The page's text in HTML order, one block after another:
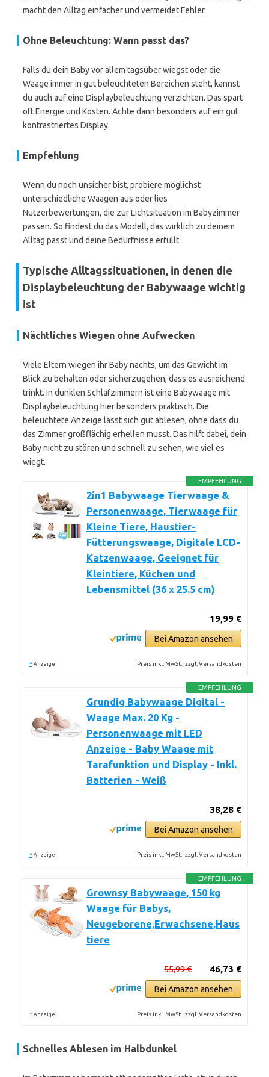
macht den Alltag einfacher und vermeidet Fehler.
Ohne Beleuchtung: Wann passt das?
Falls du dein Baby vor allem tagsüber wiegst oder die
Waage immer in gut beleuchteten Bereichen steht, kannst
du auch auf eine Displaybeleuchtung verzichten. Das spart
oft Energie und Kosten. Achte dann besonders auf ein gut
kontrastriertes Display.
Empfehlung
Wenn du noch unsicher bist, probiere möglichst
unterschiedliche Waagen aus oder lies
Nutzerbewertungen, die zur Lichtsituation im Babyzimmer
passen. So findest du das Modell, das wirklich zu deinem
Alltag passt und deine Bedürfnisse erfüllt.
Typische Alltagssituationen, in denen die
Displaybeleuchtung der Babywaage wichtig
ist
Nächtliches Wiegen ohne Aufwecken
Viele Eltern wiegen ihr Baby nachts, um das Gewicht im
Blick zu behalten oder sicherzugehen, dass es ausreichend
trinkt. In dunklen Schlafzimmern ist eine Babywaage mit
Displaybeleuchtung hier besonders praktisch. Die
beleuchtete Anzeige lässt sich gut ablesen, ohne dass du
das Zimmer großflächig erhellen musst. Das hilft dabei, dein
Baby nicht zu stören und schnell zu sehen, wie viel es
wiegt.
EMPFEHLUNG
2in1 Babywaage Tierwaage &
Personenwaage, Tierwaage für
Kleine Tiere, Haustier-
Fütterungswaage, Digitale LCD-
Katzenwaage, Geeignet für
Kleintiere, Küchen und
Lebensmittel (36 x 25.5 cm)
19,99 €
Bei Amazon ansehen
* Anzeige Preis inkl. MwSt., zzgl. Versandkosten
EMPFEHLUNG
Grundig Babywaage Digital -
Waage Max. 20 Kg -
Personenwaage mit LED
Anzeige - Baby Waage mit
Tarafunktion und Display - Inkl.
Batterien - Weiß
38,28 €
Bei Amazon ansehen
* Anzeige Preis inkl. MwSt., zzgl. Versandkosten
EMPFEHLUNG
Grownsy Babywaage, 150 kg
Waage für Babys,
Neugeborene,Erwachsene,Haus
tiere
46,73 €
55,99 €
Bei Amazon ansehen
* Anzeige Preis inkl. MwSt., zzgl. Versandkosten
Schnelles Ablesen im Halbdunkel